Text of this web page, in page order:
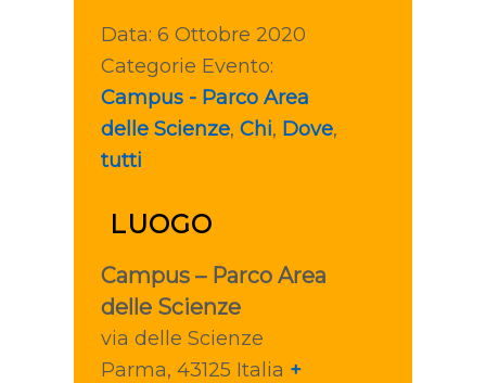
Data: 6 Ottobre 2020
Categorie Evento:
Campus - Parco Area
delle Scienze, Chi, Dove,
tutti
LUOGO
Campus – Parco Area
delle Scienze
via delle Scienze
Parma, 43125 Italia +